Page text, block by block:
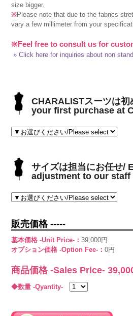
size bigger.
※Please note that due to the fabrics
vary a few millimeter from your
※Feel free to consult us for
» Click here for inquiries about non
CHARALISTスーツは
your first purchase at
サイズは担当にお任せ/
adjustment to our staff
販売価格 -----
基本価格 -Unit Price-：39,000円
オプション価格 -Option Fee-：0円
商品価格 -Sales Price-
◆数量 -Qyantity-